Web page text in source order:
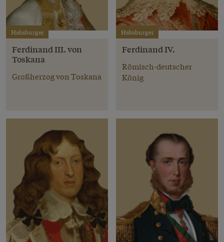
Habsburger
Ferdinand III. von
Toskana
Großherzog von Toskana
Habsburger
Ferdinand IV.
Römisch-deutscher
König